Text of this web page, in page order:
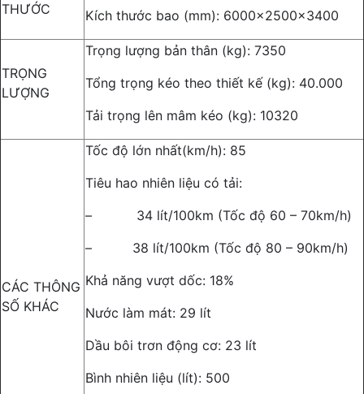
THƯỚC
Kích thước bao (mm): 6000x2500x3400
TRỌNG
LƯỢNG
Trọng lượng bản thân (kg): 7350
Tổng trọng kéo theo thiết kế (kg): 40.000
Tải trọng lên mâm kéo (kg): 10320
CÁC THÔNG
SỐ KHÁC
Tốc độ lớn nhất(km/h): 85
Tiêu hao nhiên liệu có tải:
– 34 lít/100km (Tốc độ 60 – 70km/h)
– 38 lít/100km (Tốc độ 80 – 90km/h)
Khả năng vượt dốc: 18%
Nước làm mát: 29 lít
Dầu bôi trơn động cơ: 23 lít
Bình nhiên liệu (lít): 500